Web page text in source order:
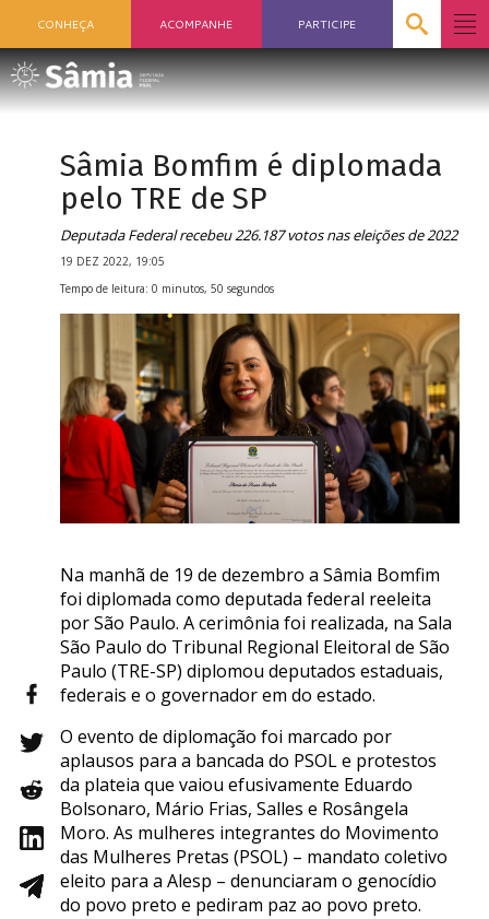
CONHEÇA ACOMPANHE PARTICIPE
Sâmia Bomfim é diplomada
pelo TRE de SP
Deputada Federal recebeu 226.187 votos nas eleições de 2022
19 DEZ 2022, 19:05
Tempo de leitura: 0 minutos, 50 segundos
Na manhã de 19 de dezembro a Sâmia Bomfim
foi diplomada como deputada federal reeleita
por São Paulo. A cerimônia foi realizada, na Sala
São Paulo do Tribunal Regional Eleitoral de São
Paulo (TRE-SP) diplomou deputados estaduais,
federais e o governador em do estado.
O evento de diplomação foi marcado por
aplausos para a bancada do PSOL e protestos
da plateia que vaiou efusivamente Eduardo
Bolsonaro, Mário Frias, Salles e Rosângela
Moro. As mulheres integrantes do Movimento
das Mulheres Pretas (PSOL) – mandato coletivo
eleito para a Alesp – denunciaram o genocídio
do povo preto e pediram paz ao povo preto.